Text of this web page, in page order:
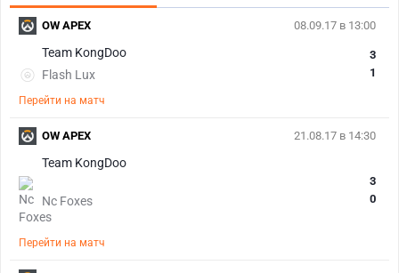
08.09.17 в 13:00
Team KongDoo
Flash Lux
3
1
Перейти на матч
OW APEX
21.08.17 в 14:30
Team KongDoo
Nc Foxes
3
0
Перейти на матч
OW APEX